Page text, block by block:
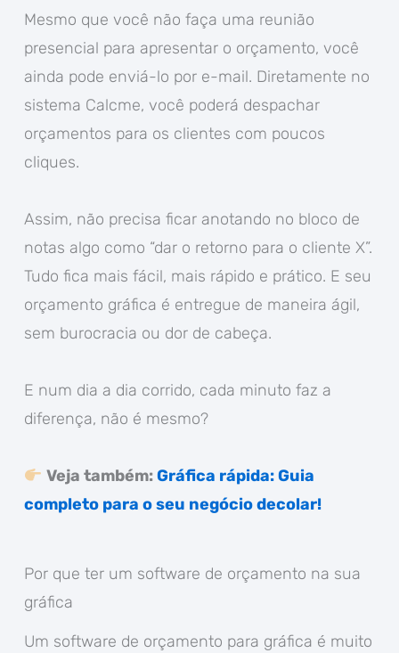
Mesmo que você não faça uma reunião
presencial para apresentar o orçamento, você
ainda pode enviá-lo por e-mail. Diretamente no
sistema Calcme, você poderá despachar
orçamentos para os clientes com poucos
cliques.
Assim, não precisa ficar anotando no bloco de
notas algo como “dar o retorno para o cliente X”.
Tudo fica mais fácil, mais rápido e prático. E seu
orçamento gráfica é entregue de maneira ágil,
sem burocracia ou dor de cabeça.
E num dia a dia corrido, cada minuto faz a
diferença, não é mesmo?
Veja também:Gráfica rápida: Guia
completo para o seu negócio decolar!
Por que ter um software de orçamento na sua
gráfica
Um software de orçamento para gráfica é muito